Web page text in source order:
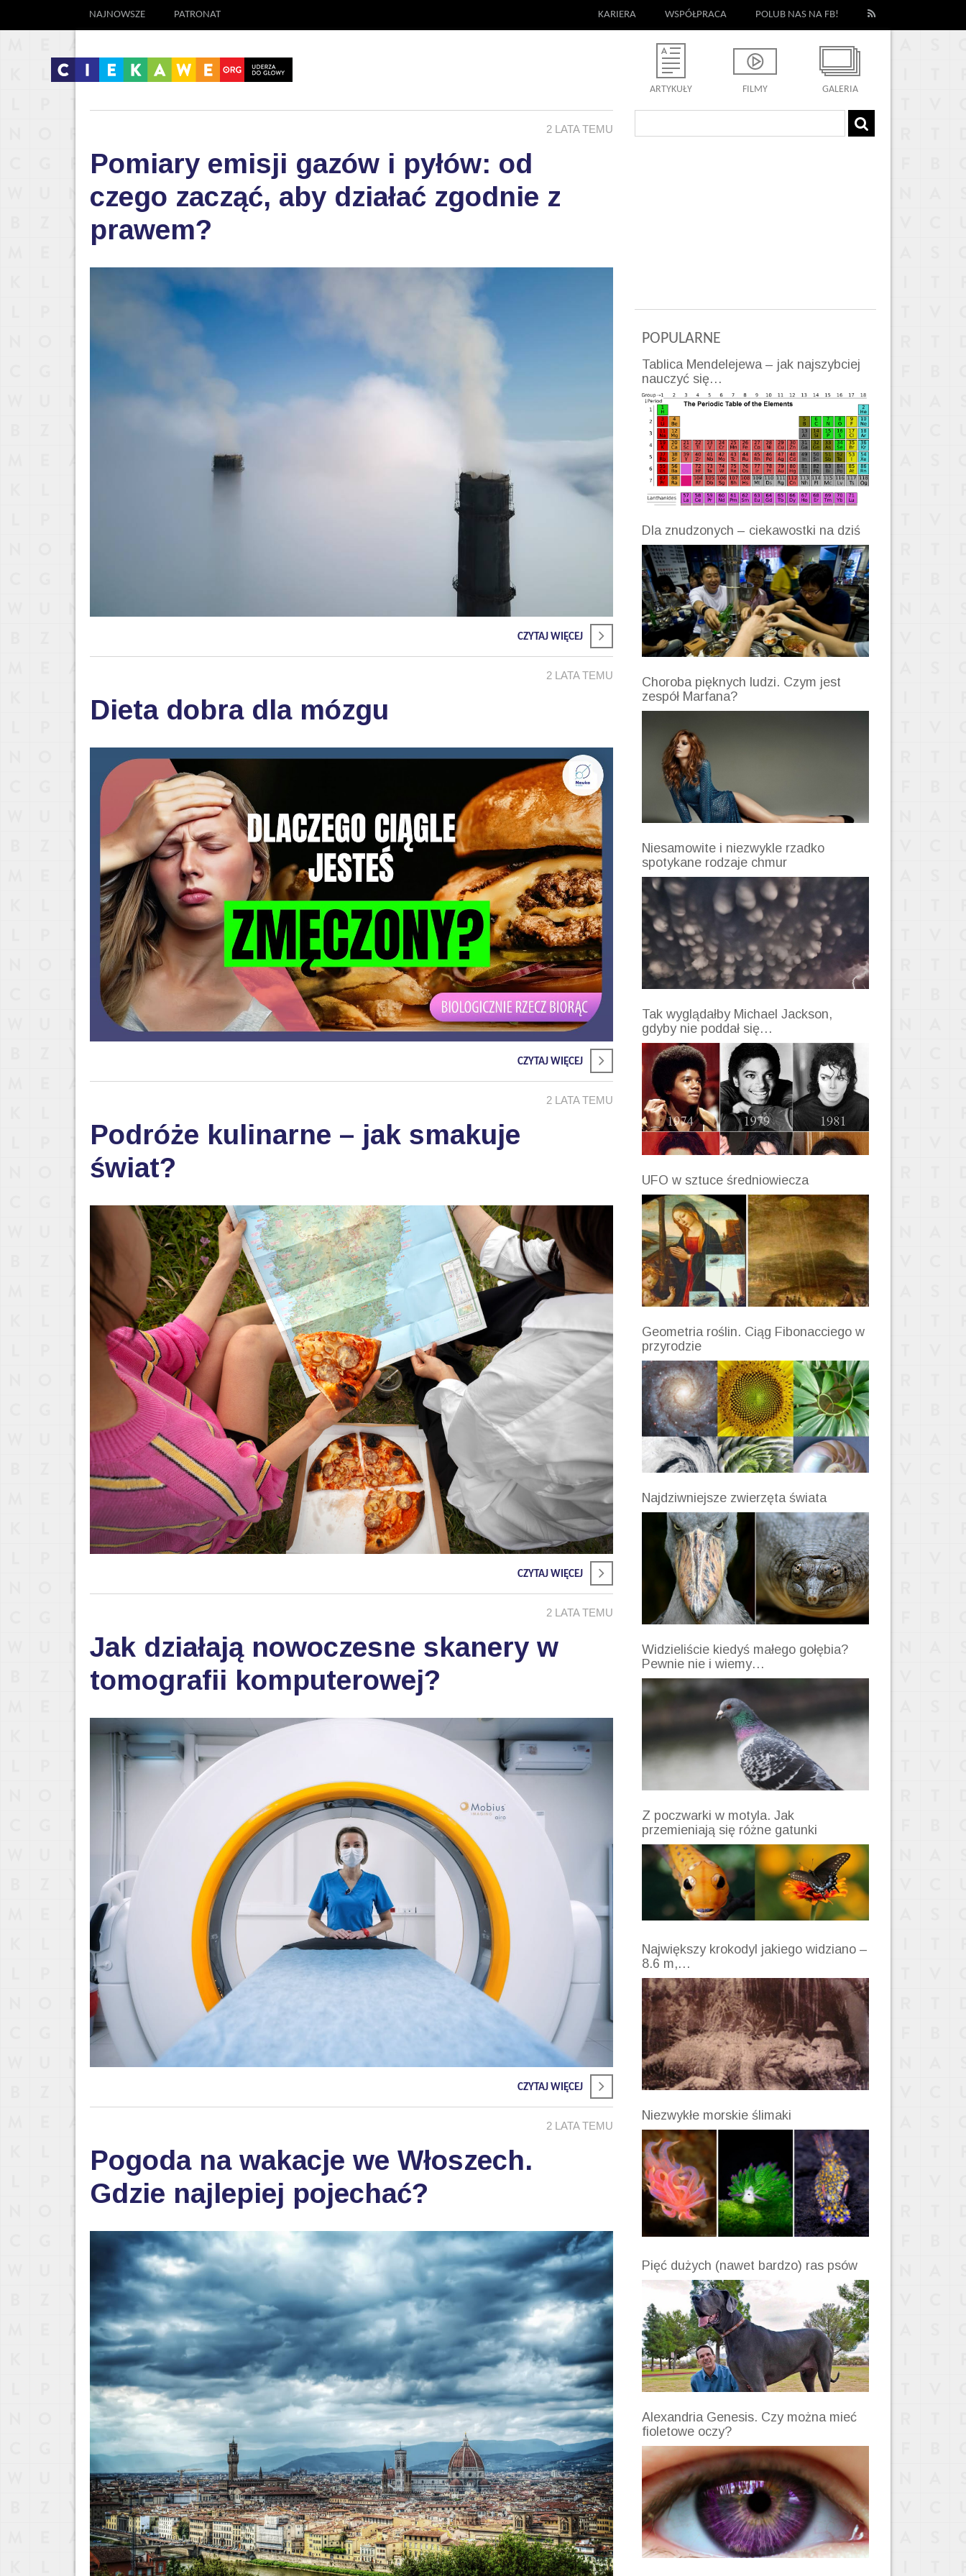
NAJNOWSZE PATRONAT KARIERA WSPÓŁPRACA POLUB NAS NA FB!
ARTYKUŁY FILMY GALERIA
2 LATA TEMU
Pomiary emisji gazów i pyłów: od
czego zacząć, aby działać zgodnie z
prawem?
CZYTAJ WIĘCEJ
2 LATA TEMU
Dieta dobra dla mózgu
CZYTAJ WIĘCEJ
2 LATA TEMU
Podróże kulinarne – jak smakuje
świat?
CZYTAJ WIĘCEJ
2 LATA TEMU
Jak działają nowoczesne skanery w
tomografii komputerowej?
CZYTAJ WIĘCEJ
2 LATA TEMU
Pogoda na wakacje we Włoszech.
Gdzie najlepiej pojechać?
POPULARNE
Tablica Mendelejewa – jak najszybciej
nauczyć się…
Dla znudzonych – ciekawostki na dziś
Choroba pięknych ludzi. Czym jest
zespół Marfana?
Niesamowite i niezwykle rzadko
spotykane rodzaje chmur
Tak wyglądałby Michael Jackson,
gdyby nie poddał się…
UFO w sztuce średniowiecza
Geometria roślin. Ciąg Fibonacciego w
przyrodzie
Najdziwniejsze zwierzęta świata
Widzieliście kiedyś małego gołębia?
Pewnie nie i wiemy…
Z poczwarki w motyla. Jak
przemieniają się różne gatunki
Największy krokodyl jakiego widziano –
8.6 m,…
Niezwykłe morskie ślimaki
Pięć dużych (nawet bardzo) ras psów
Alexandria Genesis. Czy można mieć
fioletowe oczy?